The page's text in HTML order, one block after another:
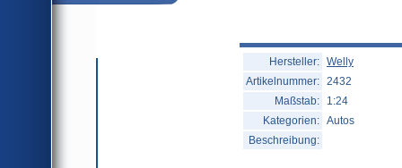
Hersteller: Welly
Artikelnummer: 2432
Maßstab:
1:24
Kategorien: Autos
Beschreibung: